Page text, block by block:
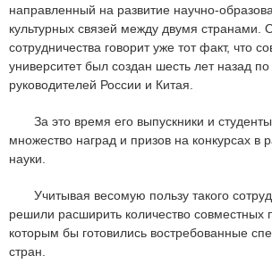
направленный на развитие научно-
культурных связей между двумя странами.
сотрудничества говорит уже тот факт, что
университет был создан шесть лет назад
руководителей России и Китая.
За это время его выпускники и
множество наград и призов на конкурсах в
науки.
Учитывая весомую пользу такого
решили расширить количество совместных
которым бы готовились востребованные
стран.